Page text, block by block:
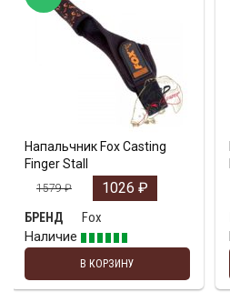
Напальчник Fox Casting
Finger Stall
1579₽ 1026 ₽
БРЕНД
Fox
Наличие
В КОРЗИНУ